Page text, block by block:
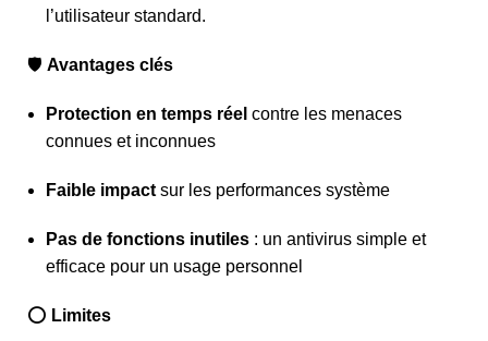
l’utilisateur standard.
🛡️ Avantages clés
Protection en temps réel contre les menaces
connues et inconnues
Faible impact sur les performances système
Pas de fonctions inutiles : un antivirus simple et
efficace pour un usage personnel
⭕ Limites